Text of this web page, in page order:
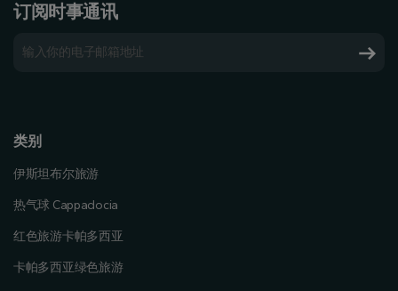
订阅时事通讯
类别
伊斯坦布尔旅游
热气球 Cappadocia
红色旅游卡帕多西亚
卡帕多西亚绿色旅游